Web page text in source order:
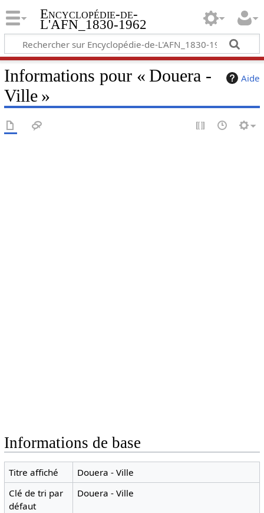
Encyclopédie-de-
L'AFN_1830-1962
Aide
Informations pour « Douera -
Ville »
Informations de base
Titre affiché
Douera - Ville
Clé de tri par
défaut
Douera - Ville